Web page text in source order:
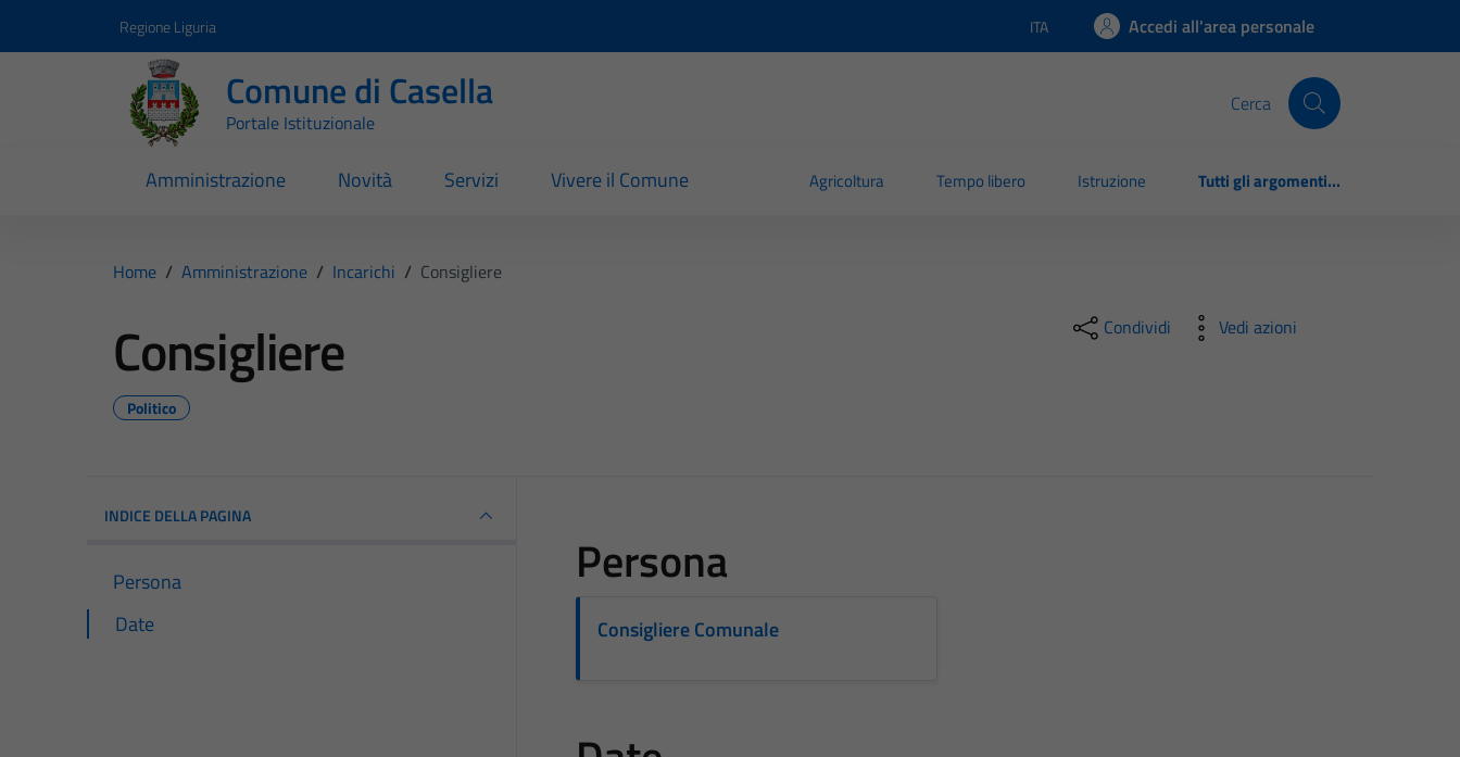
Regione Liguria Lingua attiva:
ITA Accedi all'area personale
Comune di Casella
Portale Istituzionale
Cerca
Amministrazione Novità Servizi Vivere il Comune Agricoltura Tempo libero Istruzione Tutti gli argomenti...
Home / Amministrazione / Incarichi / Consigliere
Consigliere
Politico
Condividi Vedi azioni
INDICE DELLA PAGINA
Persona
Date
Persona
Consigliere Comunale